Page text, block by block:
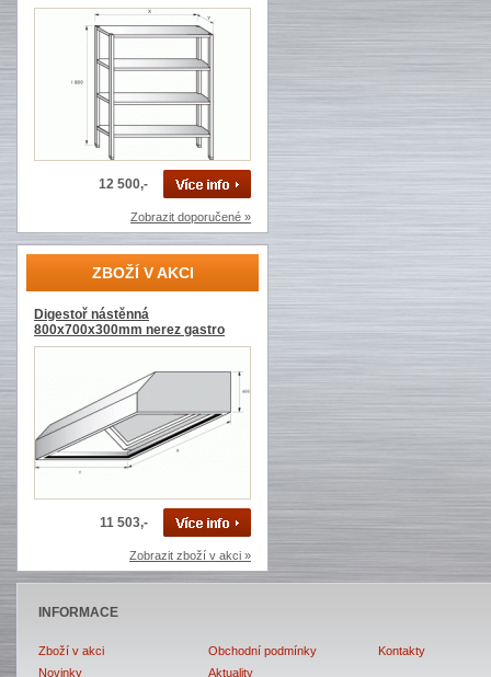
12 500,-
Zobrazit doporučené »
ZBOŽÍ V AKCI
Digestoř nástěnná
800x700x300mm nerez gastro
11 503,-
Zobrazit zboží v akci »
INFORMACE
Zboží v akci
Novinky
Obchodní podmínky
Aktuality
Kontakty